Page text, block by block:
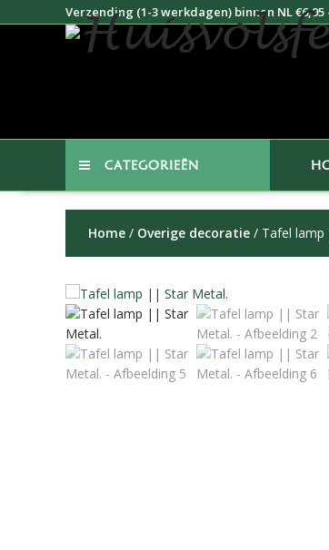
naar
Verzending (1-3 werkdagen) binnen NL
CATEGORIEËN
Home / Overige decoratie / Tafel